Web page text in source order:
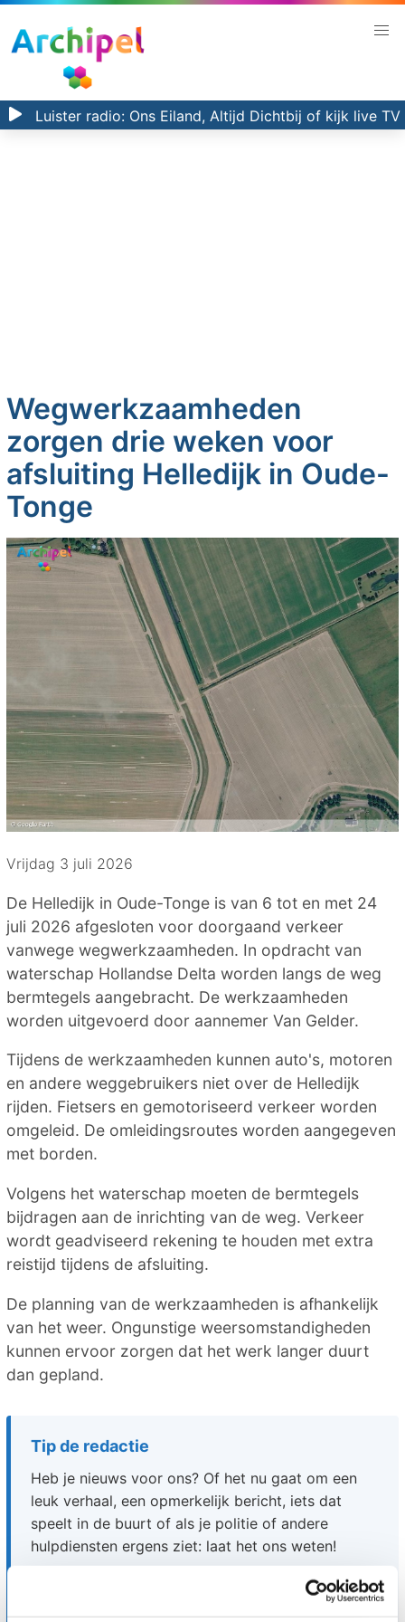
Luister radio: Ons Eiland, Altijd Dichtbij of kijk live TV
Wegwerkzaamheden
zorgen drie weken voor
afsluiting Helledijk in Oude-
Tonge
Vrijdag 3 juli 2026
De Helledijk in Oude-Tonge is van 6 tot en met 24
juli 2026 afgesloten voor doorgaand verkeer
vanwege wegwerkzaamheden. In opdracht van
waterschap Hollandse Delta worden langs de weg
bermtegels aangebracht. De werkzaamheden
worden uitgevoerd door aannemer Van Gelder.
Tijdens de werkzaamheden kunnen auto's, motoren
en andere weggebruikers niet over de Helledijk
rijden. Fietsers en gemotoriseerd verkeer worden
omgeleid. De omleidingsroutes worden aangegeven
met borden.
Volgens het waterschap moeten de bermtegels
bijdragen aan de inrichting van de weg. Verkeer
wordt geadviseerd rekening te houden met extra
reistijd tijdens de afsluiting.
De planning van de werkzaamheden is afhankelijk
van het weer. Ongunstige weersomstandigheden
kunnen ervoor zorgen dat het werk langer duurt
dan gepland.
Tip de redactie
Heb je nieuws voor ons? Of het nu gaat om een
leuk verhaal, een opmerkelijk bericht, iets dat
speelt in de buurt of als je politie of andere
hulpdiensten ergens ziet: laat het ons weten!
redactie@omroeparchipel.nl
📞 Bel naar0187-682630